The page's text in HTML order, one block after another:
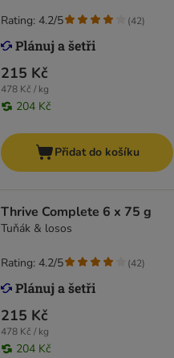
215 Kč
478 Kč / kg
204 Kč
Rating: 4.2/5 (42)
Přidat do košíku
Thrive Complete 6 x 75 g
Tuňák & losos
215 Kč
478 Kč / kg
204 Kč
Rating: 4.2/5 (42)